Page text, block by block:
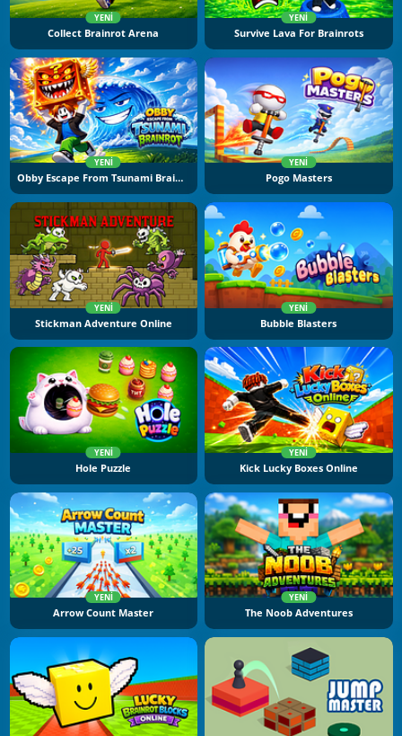
YENI
Collect Brainrot Arena
YENI
Survive Lava For Brainrots
YENI
Obby Escape From Tsunami Brainrot
YENI
Pogo Masters
YENI
Stickman Adventure Online
YENI
Bubble Blasters
YENI
Hole Puzzle
YENI
Kick Lucky Boxes Online
YENI
Arrow Count Master
YENI
The Noob Adventures